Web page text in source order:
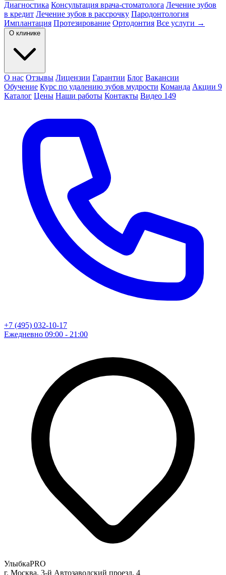
Диагностика Консультация врача-стоматолога Лечение зубов
в кредит Лечение зубов в рассрочку Пародонтология
Имплантация Протезирование Ортодонтия Все услуги →
О клинике
О нас Отзывы Лицензии Гарантии Блог Вакансии
Обучение Курс по удалению зубов мудрости Команда Акции 9
Каталог Цены Наши работы Контакты Видео 149
+7 (495) 032-10-17
Ежедневно 09:00 - 21:00
УлыбкаPRO
г. Москва, 3-й Автозаводский проезд, 4